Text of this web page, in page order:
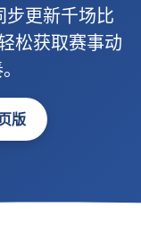
步更新千场比
松获取赛事动
版